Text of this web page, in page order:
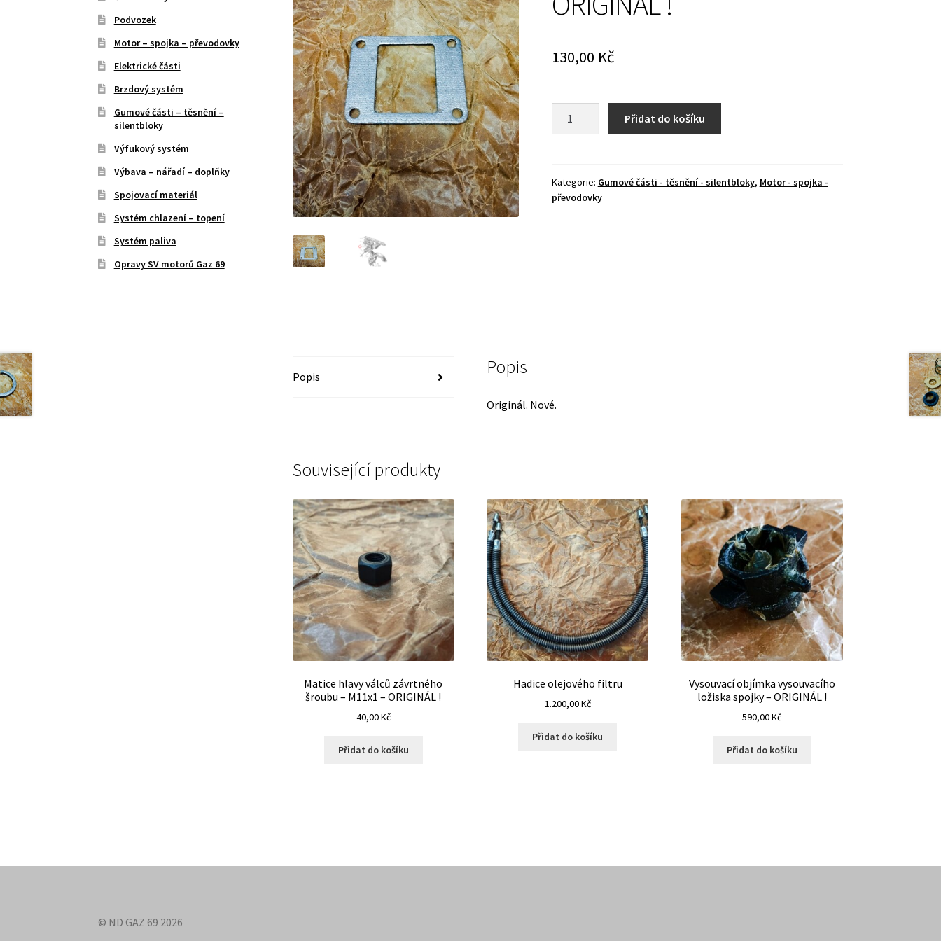
130,00 Kč
sběrné
potrubí
Přidat do košíku
Kategorie: Gumové části - těsnění - silentbloky, Motor - spojka -
převodovky
Popis Popis
Originál. Nové.
Související produkty
Matice hlavy válců závrtného
šroubu – M11x1 – ORIGINÁL !
40,00Kč
Přidat do košíku
Hadice olejového filtru
1.200,00Kč
Přidat do košíku
Vysouvací objímka vysouvacího
ložiska spojky – ORIGINÁL !
590,00Kč
Přidat do košíku
Podvozek
Motor – spojka – převodovky
Elektrické části
Brzdový systém
Gumové části – těsnění –
silentbloky
Výfukový systém
Výbava – nářadí – doplňky
Spojovací materiál
Systém chlazení – topení
Systém paliva
Opravy SV motorů Gaz 69
© ND GAZ 69 2026